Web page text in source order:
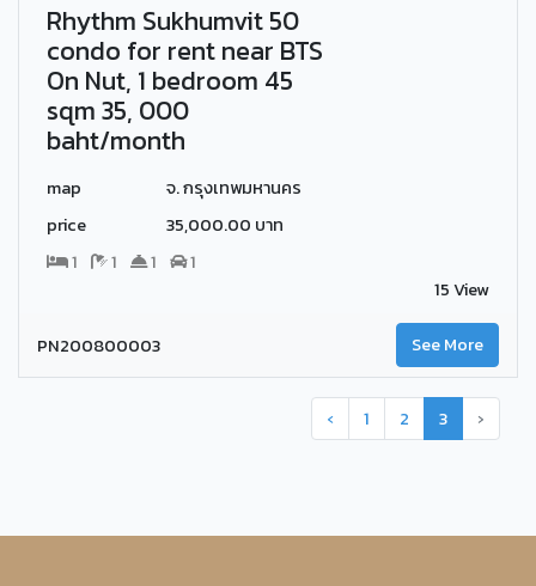
Rhythm Sukhumvit 50
condo for rent near BTS
On Nut, 1 bedroom 45
sqm 35, 000
baht/month
map
จ. กรุงเทพมหานคร
price
35,000.00 บาท
1
1 1
1
15 View
PN200800003 See More
‹ 1 2 3 ›